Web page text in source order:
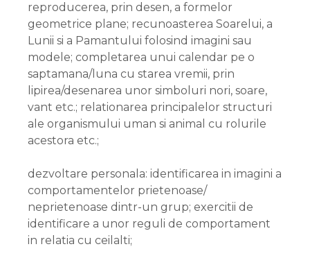
reproducerea, prin desen, a formelor
geometrice plane; recunoasterea Soarelui, a
Lunii si a Pamantului folosind imagini sau
modele; completarea unui calendar pe o
saptamana/luna cu starea vremii, prin
lipirea/desenarea unor simboluri nori, soare,
vant etc.; relationarea principalelor structuri
ale organismului uman si animal cu rolurile
acestora etc.;
dezvoltare personala: identificarea in imagini a
comportamentelor prietenoase/
neprietenoase dintr-un grup; exercitii de
identificare a unor reguli de comportament
in relatia cu ceilalti;